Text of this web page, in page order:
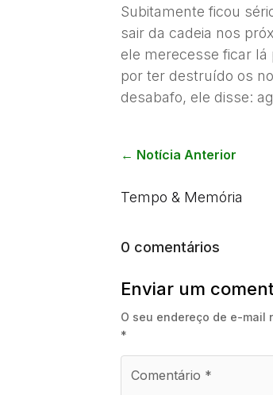
Subitamente ficou
sair da cadeia nos
ele merecesse ficar
por ter destruído os
desabafo, ele disse:
← Notícia Anterior
Tempo & Memória
0 comentários
Enviar um
O seu endereço de e-mail
*